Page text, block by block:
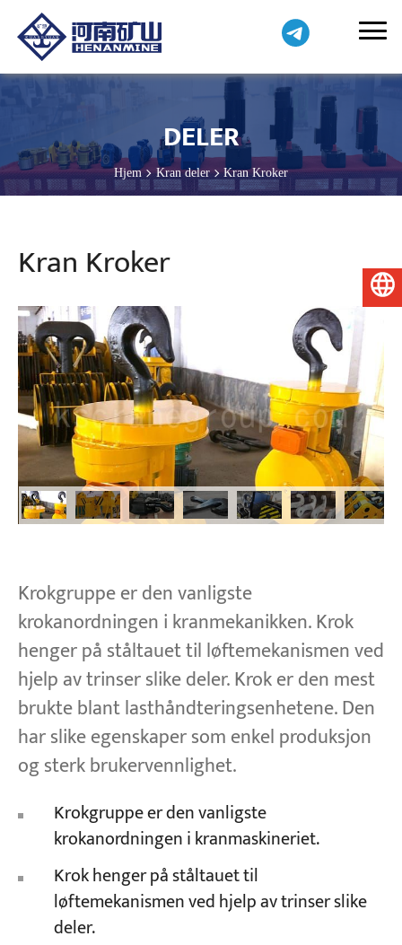
Blogger
applikasjoner
DELER
Hjem Kran deler Kran Kroker
Kran Kroker
Krokgruppe er den vanligste
krokanordningen i kranmekanikken. Krok
henger på ståltauet til løftemekanismen ved
hjelp av trinser slike deler. Krok er den mest
brukte blant lasthåndteringsenhetene. Den
har slike egenskaper som enkel produksjon
og sterk brukervennlighet.
Krokgruppe er den vanligste
krokanordningen i kranmaskineriet.
Krok henger på ståltauet til
løftemekanismen ved hjelp av trinser slike
deler.
Norsk